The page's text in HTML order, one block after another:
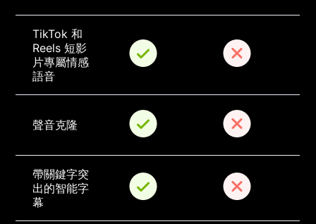
TikTok 和
Reels 短影
片專屬情感
語音
聲音克隆
帶關鍵字突
出的智能字
幕